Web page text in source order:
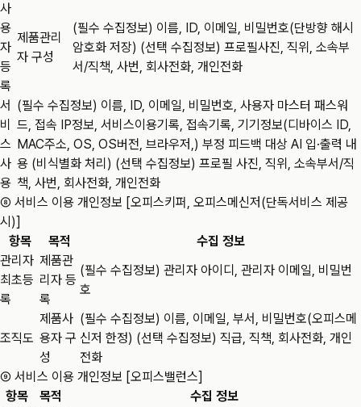
사
용
자
등
록
제품관리
자 구성
(필수 수집정보) 이름, ID, 이메일, 비밀번호(단방향 해시
암호화 저장) (선택 수집정보) 프로필사진, 직위, 소속부
서/직책, 사번, 회사전화, 개인전화
서
비
스
사
용
(필수 수집정보) 이름, ID, 이메일, 비밀번호, 사용자 마스터 패스워
드, 접속 IP정보, 서비스이용기록, 접속기록, 기기정보(디바이스 ID,
MAC주소, OS, OS버전, 브라우저,) 부정 피드백 대상 AI 입·출력 내
용 (비식별화 처리) (선택 수집정보) 프로필 사진, 직위, 소속부서/직
책, 사번, 회사전화, 개인전화
⑧ 서비스 이용 개인정보 [오피스키퍼, 오피스메신저(단독서비스 제공
시)]
항목
목적
수집 정보
관리자
최초등
록
제품관
리자 등
록
(필수 수집정보) 관리자 아이디, 관리자 이메일, 비밀번
호
조직도
제품사
용자 구
성
(필수 수집정보) 이름, 이메일, 부서, 비밀번호(오피스메
신저 한정) (선택 수집정보) 직급, 직책, 회사전화, 개인
전화
⑨ 서비스 이용 개인정보 [오피스밸런스]
항목
목적
수집 정보